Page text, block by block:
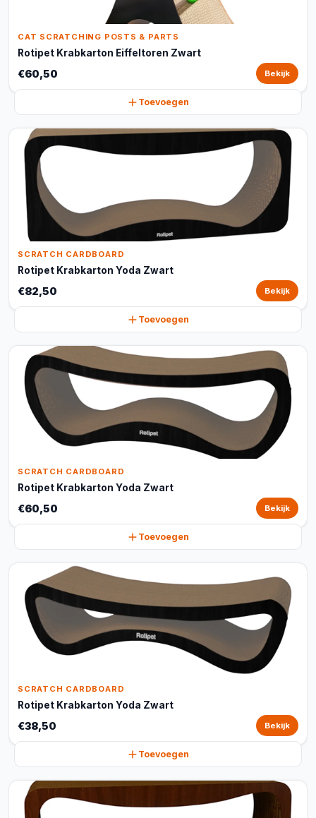
CAT SCRATCHING POSTS & PARTS
Rotipet Krabkarton Eiffeltoren Zwart
€60,50 Bekijk
Toevoegen
SCRATCH CARDBOARD
Rotipet Krabkarton Yoda Zwart
€82,50 Bekijk
Toevoegen
SCRATCH CARDBOARD
Rotipet Krabkarton Yoda Zwart
€60,50 Bekijk
Toevoegen
SCRATCH CARDBOARD
Rotipet Krabkarton Yoda Zwart
€38,50 Bekijk
Toevoegen